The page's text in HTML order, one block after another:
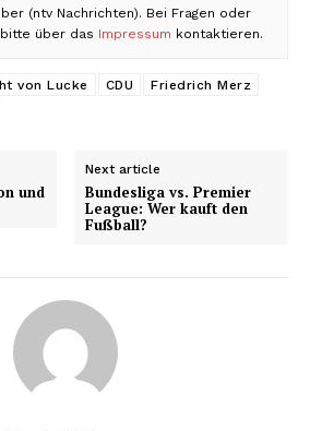
(ntv Nachrichten). Bei Fragen oder
über das Impressum kontaktieren.
von Lucke CDU
Friedrich Merz
und
Next article
Bundesliga vs. Premier
League: Wer kauft den
Fußball?